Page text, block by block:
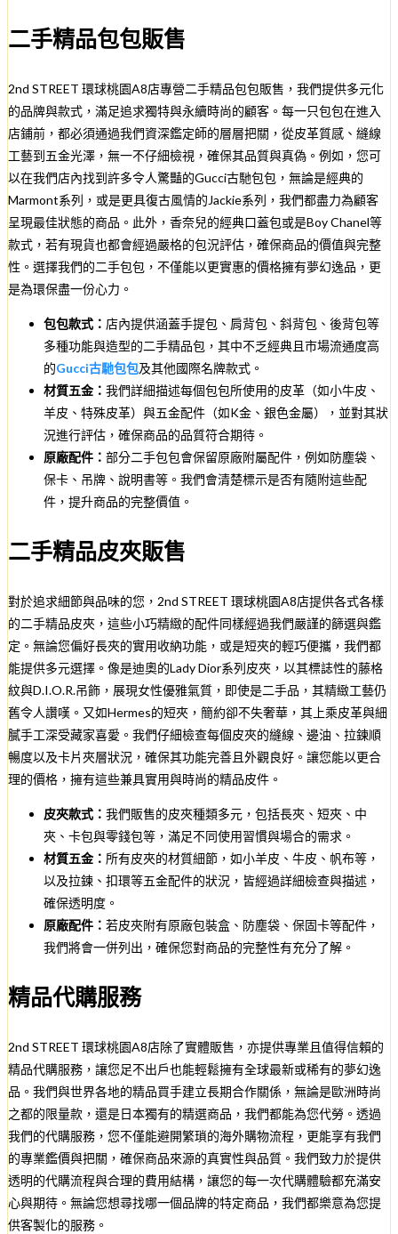
二手精品包包販售
2nd STREET 環球桃園A8店專營二手精品包包販售，我們提供多元化
的品牌與款式，滿足追求獨特與永續時尚的顧客。每一只包包在進入
店鋪前，都必須通過我們資深鑑定師的層層把關，從皮革質感、縫線
工藝到五金光澤，無一不仔細檢視，確保其品質與真偽。例如，您可
以在我們店內找到許多令人驚豔的Gucci古馳包包，無論是經典的
Marmont系列，或是更具復古風情的Jackie系列，我們都盡力為顧客
呈現最佳狀態的商品。此外，香奈兒的經典口蓋包或是Boy Chanel等
款式，若有現貨也都會經過嚴格的包況評估，確保商品的價值與完整
性。選擇我們的二手包包，不僅能以更實惠的價格擁有夢幻逸品，更
是為環保盡一份心力。
包包款式： 店內提供涵蓋手提包、肩背包、斜背包、後背包等
多種功能與造型的二手精品包，其中不乏經典且市場流通度高
的Gucci古馳包包及其他國際名牌款式。
材質五金： 我們詳細描述每個包包所使用的皮革（如小牛皮、
羊皮、特殊皮革）與五金配件（如K金、銀色金屬），並對其狀
況進行評估，確保商品的品質符合期待。
原廠配件： 部分二手包包會保留原廠附屬配件，例如防塵袋、
保卡、吊牌、說明書等。我們會清楚標示是否有隨附這些配
件，提升商品的完整價值。
二手精品皮夾販售
對於追求細節與品味的您，2nd STREET 環球桃園A8店提供各式各樣
的二手精品皮夾，這些小巧精緻的配件同樣經過我們嚴謹的篩選與鑑
定。無論您偏好長夾的實用收納功能，或是短夾的輕巧便攜，我們都
能提供多元選擇。像是迪奧的Lady Dior系列皮夾，以其標誌性的藤格
紋與D.I.O.R.吊飾，展現女性優雅氣質，即使是二手品，其精緻工藝仍
舊令人讚嘆。又如Hermes的短夾，簡約卻不失奢華，其上乘皮革與細
膩手工深受藏家喜愛。我們仔細檢查每個皮夾的縫線、邊油、拉鍊順
暢度以及卡片夾層狀況，確保其功能完善且外觀良好。讓您能以更合
理的價格，擁有這些兼具實用與時尚的精品皮件。
皮夾款式： 我們販售的皮夾種類多元，包括長夾、短夾、中
夾、卡包與零錢包等，滿足不同使用習慣與場合的需求。
材質五金： 所有皮夾的材質細節，如小羊皮、牛皮、帆布等，
以及拉鍊、扣環等五金配件的狀況，皆經過詳細檢查與描述，
確保透明度。
原廠配件： 若皮夾附有原廠包裝盒、防塵袋、保固卡等配件，
我們將會一併列出，確保您對商品的完整性有充分了解。
精品代購服務
2nd STREET 環球桃園A8店除了實體販售，亦提供專業且值得信賴的
精品代購服務，讓您足不出戶也能輕鬆擁有全球最新或稀有的夢幻逸
品。我們與世界各地的精品買手建立長期合作關係，無論是歐洲時尚
之都的限量款，還是日本獨有的精選商品，我們都能為您代勞。透過
我們的代購服務，您不僅能避開繁瑣的海外購物流程，更能享有我們
的專業鑑價與把關，確保商品來源的真實性與品質。我們致力於提供
透明的代購流程與合理的費用結構，讓您的每一次代購體驗都充滿安
心與期待。無論您想尋找哪一個品牌的特定商品，我們都樂意為您提
供客製化的服務。